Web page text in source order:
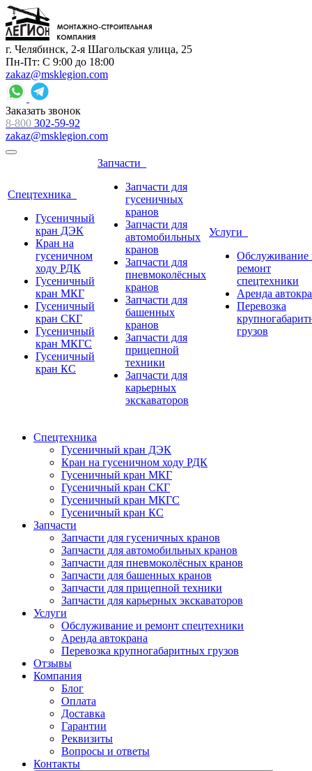
г. Челябинск, 2-я Шагольская улица, 25
Пн-Пт: С 9:00 до 18:00
zakaz@msklegion.com
Заказать звонок
8-800 302-59-92
zakaz@msklegion.com
Спецтехника
Гусеничный
кран ДЭК
Кран на
гусеничном
ходу РДК
Гусеничный
кран МКГ
Гусеничный
кран СКГ
Гусеничный
кран МКГС
Гусеничный
кран КС
Запчасти
Запчасти для
гусеничных
кранов
Запчасти для
автомобильных
кранов
Запчасти для
пневмоколёсных
кранов
Запчасти для
башенных
кранов
Запчасти для
прицепной
техники
Запчасти для
карьерных
экскаваторов
Услуги
Обслуживание
ремонт
спецтехники
Аренда
Перевозка
грузов
Спецтехника
Гусеничный кран ДЭК
Кран на гусеничном ходу РДК
Гусеничный кран МКГ
Гусеничный кран СКГ
Гусеничный кран МКГС
Гусеничный кран КС
Запчасти
Запчасти для гусеничных кранов
Запчасти для автомобильных кранов
Запчасти для пневмоколёсных кранов
Запчасти для башенных кранов
Запчасти для прицепной техники
Запчасти для карьерных экскаваторов
Услуги
Обслуживание и ремонт спецтехники
Аренда автокрана
Перевозка крупногабаритных грузов
Отзывы
Компания
Блог
Оплата
Доставка
Гарантии
Реквизиты
Вопросы и ответы
Контакты